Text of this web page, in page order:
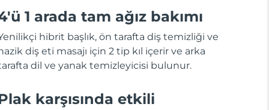
1 arada tam ağız bakımı
hibrit başlık, ön tarafta diş temizliği ve
diş eti masajı için 2 tip kıl içerir ve arka
dil ve yanak temizleyicisi bulunur.
karşısında etkili